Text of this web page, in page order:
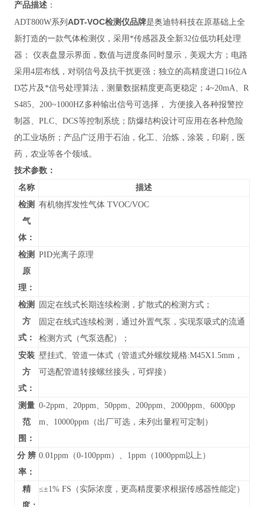
产品描述：
ADT800W系列 ADT-VOC检测仪品牌是奥迪特科技在原基础上全
新打造的一款气体检测仪，采用*传感器及全新32位低功耗处理
器； 仪表盘显示界面，数值与进度条同时显示，美观大方；电路
采用4层布线，对弱信号及抗干扰更强；独立的高精度进口16位A
D芯片及*信号处理算法，测量数据精度更高更稳定；4~20mA、R
S485、200~1000HZ多种输出信号可选择， 方便接入各种报警控
制器、PLC、DCS等控制系统；防爆结构设计可应用在各种危险
的工业场所；产品广泛用于石油，化工、治炼，涂装，印刷，医
药，农业等各个领域。
技术参数：
名称
描述
检测
气
体：
有机物挥发性气体 TVOC/VOC
检测
原
理：
PID光离子原理
检测
方
式：
固定在线式长期连续检测，扩散式的检测方式；
固定在线式连续检测，通过外置气泵，实现泵吸式的流通
检测方式（气泵选配）；
安装
方
式：
壁挂式、管道一体式（管道式外螺纹规格:M45X1.5mm，
可选配管道转接螺丝接头，可焊接）
测量
范
围：
0-2ppm、20ppm、50ppm、200ppm、2000ppm、6000pp
m、10000ppm（ 出厂可选，未列出量程可定制）
分 辨
率：
0.01ppm（0-100ppm）、1ppm（1000ppm以上）
精
≤±1% FS（实际浓度，更高精度要求根据传感器性能定）